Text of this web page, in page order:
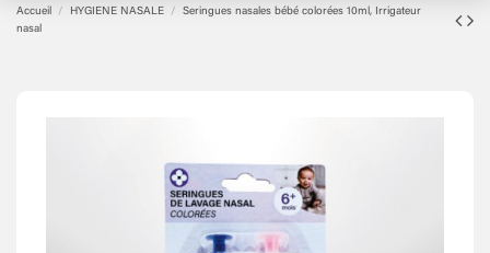
Accueil HYGIENE NASALE
Seringues nasales bébé colorées 10ml, Irrigateur
nasal